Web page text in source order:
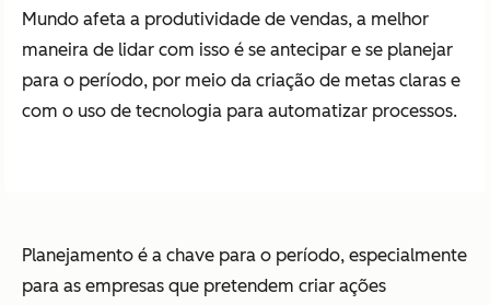
Mundo afeta a produtividade de vendas, a melhor
maneira de lidar com isso é se antecipar e se planejar
para o período, por meio da criação de metas claras e
com o uso de tecnologia para automatizar processos.
Planejamento é a chave para o período, especialmente
para as empresas que pretendem criar ações